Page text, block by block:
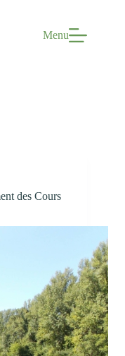
Menu
des Cours